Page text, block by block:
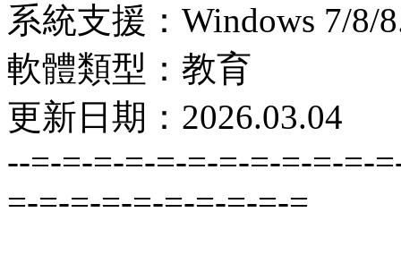
系統支援：Windows 7/8/
軟體類型：教育
更新日期：2026.03.04
--=-=-=-=-=-=-=-=-=-=-=-
=-=-=-=-=-=-=-=-=-=